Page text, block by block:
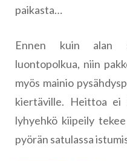
paikasta…
Ennen kuin alan
luontopolkua, niin
myös mainio
kiertäville. Heittoa ei
lyhyehkö kiipeily
pyörän satulassa